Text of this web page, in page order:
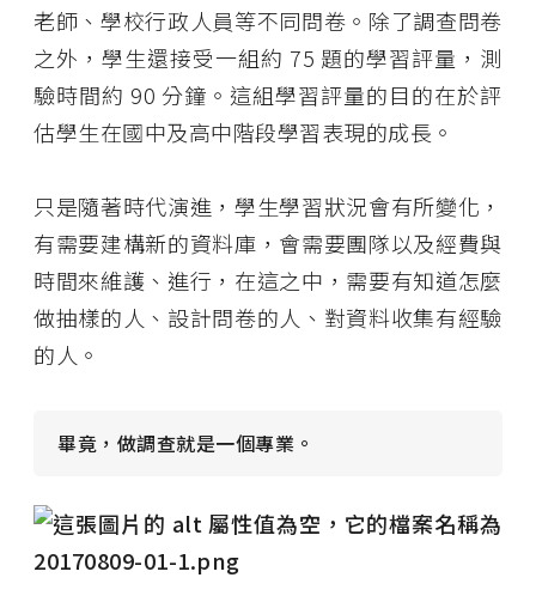
老師、學校行政人員等不同問卷。除了調查問卷
之外，學生還接受一組約 75 題的學習評量，測
驗時間約 90 分鐘。這組學習評量的目的在於評
估學生在國中及高中階段學習表現的成長。
只是隨著時代演進，學生學習狀況會有所變化，
有需要建構新的資料庫，會需要團隊以及經費與
時間來維護、進行，在這之中，需要有知道怎麼
做抽樣的人、設計問卷的人、對資料收集有經驗
的人。
畢竟，做調查就是一個專業。